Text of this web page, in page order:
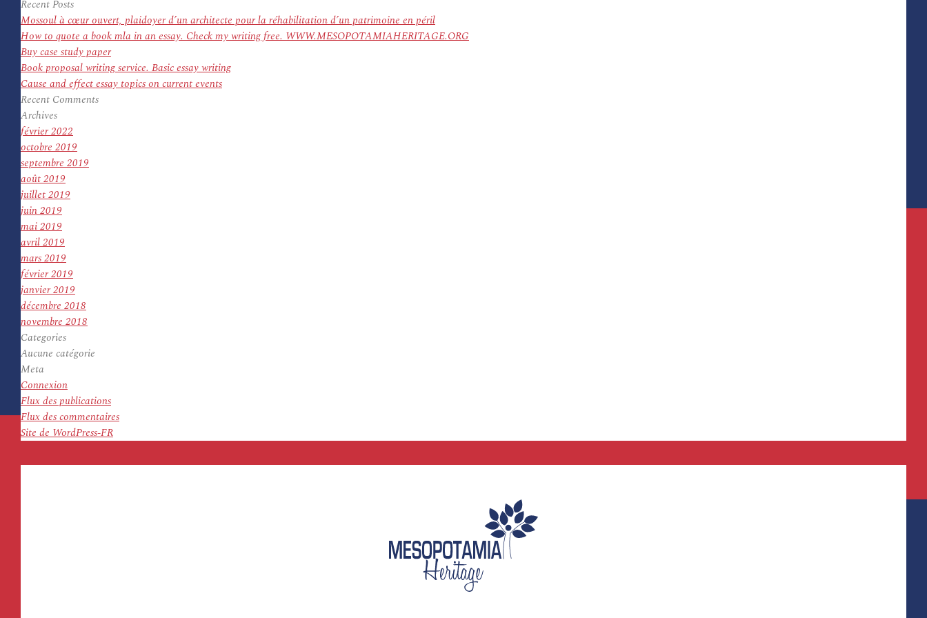
:
Recent Posts
Mossoul à cœur ouvert, plaidoyer d’un architecte pour la réhabilitation d’un patrimoine en péril
How to quote a book mla in an essay. Check my writing free. WWW.MESOPOTAMIAHERITAGE.ORG
Buy case study paper
Book proposal writing service. Basic essay writing
Cause and effect essay topics on current events
Recent Comments
Archives
février 2022
octobre 2019
septembre 2019
août 2019
juillet 2019
juin 2019
mai 2019
avril 2019
mars 2019
février 2019
janvier 2019
décembre 2018
novembre 2018
Categories
Aucune catégorie
Meta
Connexion
Flux des publications
Flux des commentaires
Site de WordPress-FR